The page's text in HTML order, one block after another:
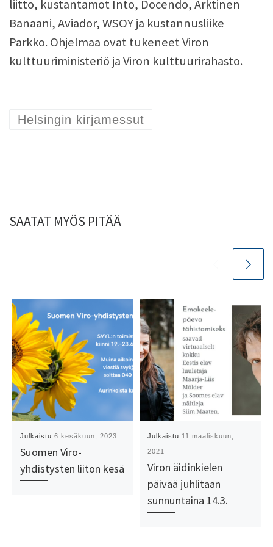
liitto, kustantamot Into, Docendo, Arktinen
Banaani, Aviador, WSOY ja kustannusliike
Parkko. Ohjelmaa ovat tukeneet Viron
kulttuuriministeriö ja Viron kulttuurirahasto.
Helsingin kirjamessut
SAATAT MYÖS PITÄÄ
Julkaistu6 kesäkuun, 2023
Suomen Viro-
yhdistysten liiton kesä
Julkaistu 11 maaliskuun,
2021
Viron äidinkielen
päivää juhlitaan
sunnuntaina 14.3.